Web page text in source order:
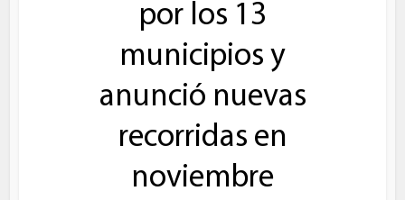
por los 13
municipios y
anunció nuevas
recorridas en
noviembre